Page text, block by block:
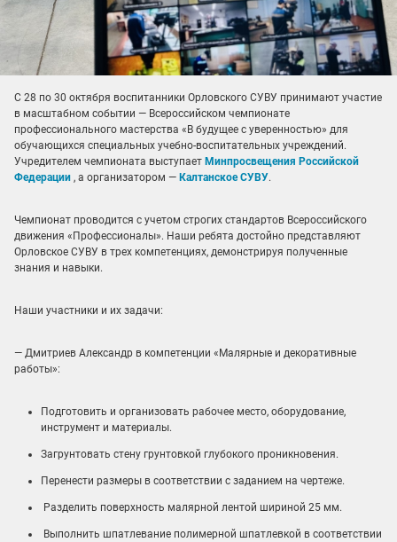
С 28 по 30 октября воспитанники Орловского СУВУ принимают участие
в масштабном событии — Всероссийском чемпионате
профессионального мастерства «В будущее с уверенностью» для
обучающихся специальных учебно-воспитательных учреждений.
Учредителем чемпионата выступает Минпросвещения Российской
Федерации , а организатором — Калтанское СУВУ.
Чемпионат проводится с учетом строгих стандартов Всероссийского
движения «Профессионалы». Наши ребята достойно представляют
Орловское СУВУ в трех компетенциях, демонстрируя полученные
знания и навыки.
Наши участники и их задачи:
— Дмитриев Александр в компетенции «Малярные и декоративные
работы»:
Подготовить и организовать рабочее место, оборудование,
инструмент и материалы.
Загрунтовать стену грунтовкой глубокого проникновения.
Перенести размеры в соответствии с заданием на чертеже.
️ Разделить поверхность малярной лентой шириной 25 мм.
️ Выполнить шпатлевание полимерной шпатлевкой в соответствии